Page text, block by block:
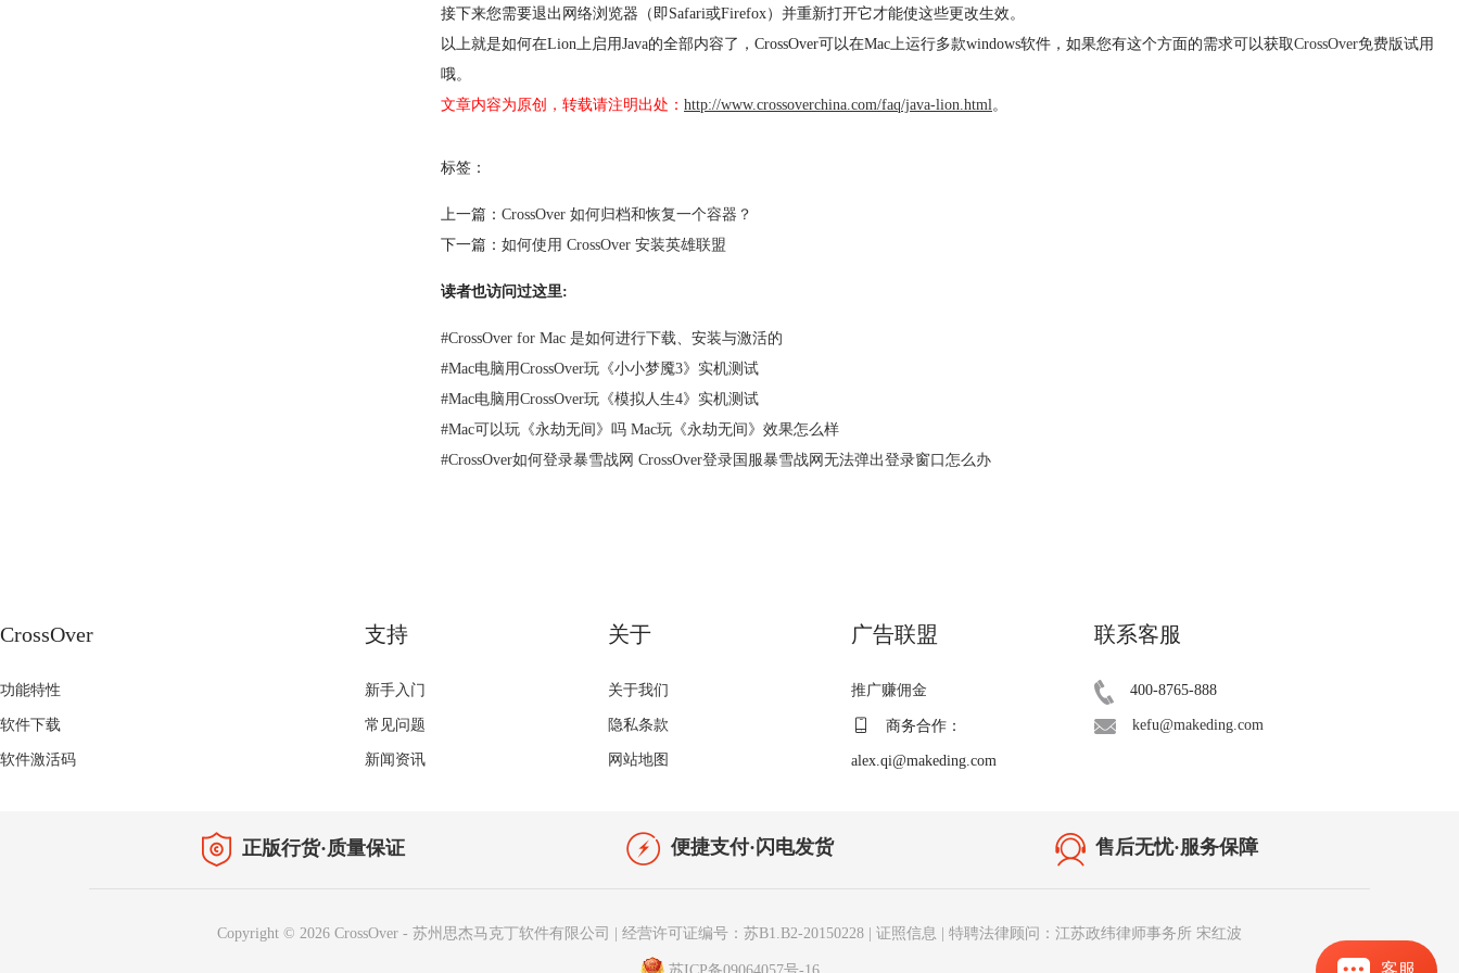
客服
接下来您需要退出网络浏览器（即Safari或Firefox）并重新打开它才能使这些更改生效。
以上就是如何在Lion上启用Java的全部内容了，CrossOver可以在Mac上运行多款windows软件，如果您有这个方面的需求可以获取CrossOver免费版试用
哦。
文章内容为原创，转载请注明出处： http://www.crossoverchina.com/faq/java-lion.html。
标签：
上一篇： CrossOver 如何归档和恢复一个容器？
下一篇： 如何使用 CrossOver 安装英雄联盟
读者也访问过这里:
#CrossOver for Mac 是如何进行下载、安装与激活的
#Mac电脑用CrossOver玩《小小梦魇3》实机测试
#Mac电脑用CrossOver玩《模拟人生4》实机测试
#Mac可以玩《永劫无间》吗 Mac玩《永劫无间》效果怎么样
#CrossOver如何登录暴雪战网 CrossOver登录国服暴雪战网无法弹出登录窗口怎么办
CrossOver
功能特性
软件下载
软件激活码
支持
新手入门
常见问题
新闻资讯
关于
关于我们
隐私条款
网站地图
广告联盟
推广赚佣金
商务合作：
alex.qi@makeding.com
联系客服
400-8765-888
kefu@makeding.com
正版行货·质量保证 便捷支付·闪电发货 售后无忧·服务保障
Copyright © 2026 CrossOver - 苏州思杰马克丁软件有限公司 经营许可证编号：苏B1.B2-20150228 证照信息 特聘法律顾问：江苏政纬律师事务所 宋红波